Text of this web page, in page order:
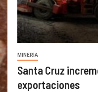
MINERÍA
Santa Cruz
exportaciones